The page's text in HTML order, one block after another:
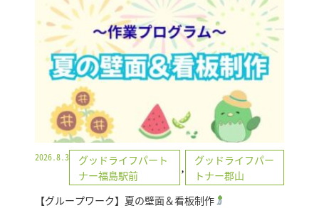
2026.8.3
グッドライフパート
ナー福島駅前
,
グッドライフパー
トナー郡山
【グループワーク】夏の壁面＆看板制作